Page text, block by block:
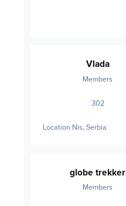
Vlada
Members
302posts
Location Nis, Serbia
globe trekker
Members